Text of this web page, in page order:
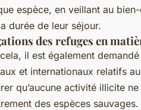
espèce, en veillant au
durée de leur séjour.
des refuges en
il est également
et internationaux relatifs
qu’aucune activité illicite
des espèces sauvages.